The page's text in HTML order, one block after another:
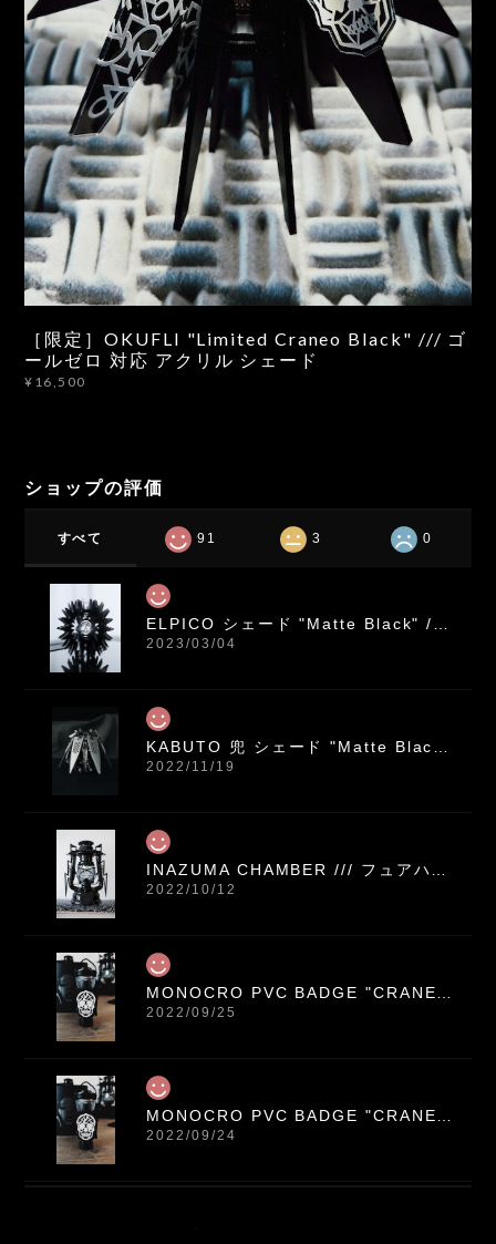
［限定］OKUFLI "Limited Craneo Black" /// ゴ
ールゼロ 対応 アクリル シェード
¥16,500
ショップの評価
すべて 91 3 0
2023/03/04
2022/11/19
2022/10/12
2022/09/25
2022/09/24